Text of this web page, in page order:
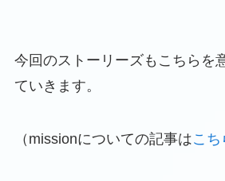
今回のストーリーズもこちらを
ていきます。
（missionについての記事はこち